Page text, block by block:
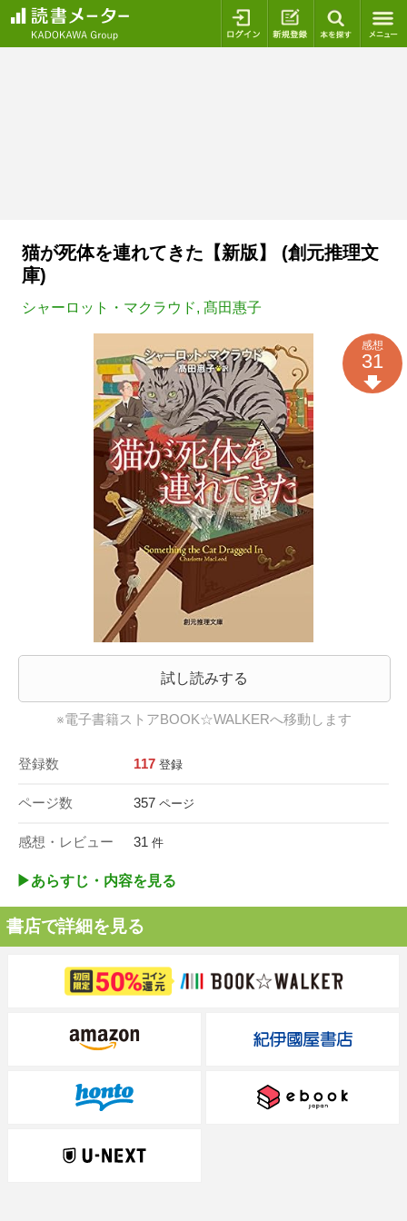
ログイン 新規登録
猫が死体を連れてきた【新版】 (創元推理文
庫)
シャーロット・マクラウド, 髙田惠子
試し読みする
※電子書籍ストアBOOK☆WALKERへ移動します
登録数 117 登録
ページ数 357 ページ
感想・レビュー 31 件
感想
31
▶︎あらすじ・内容を見る
書店で詳細を見る